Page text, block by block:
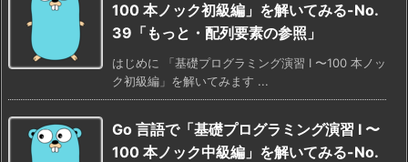
100 本ノック初級編」を解いてみる-No.
39「もっと・配列要素の参照」
はじめに 「基礎プログラミング演習 I 〜100 本ノッ
ク初級編」を解いてみます ...
Go 言語で「基礎プログラミング演習 I 〜
100 本ノック中級編」を解いてみる-No.